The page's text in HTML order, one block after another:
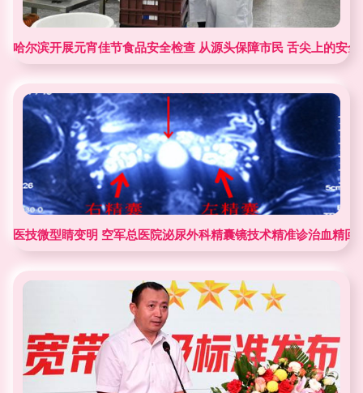
哈尔滨开展元宵佳节食品安全检查 从源头保障市民 舌尖上的安全
医技微型睛变明 空军总医院泌尿外科精囊镜技术精准诊治血精回